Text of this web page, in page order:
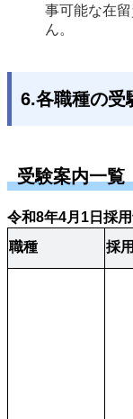
事可能な在
ん。
6.各職種の受
受験案内一覧
令和8年4月1日採
職種
採